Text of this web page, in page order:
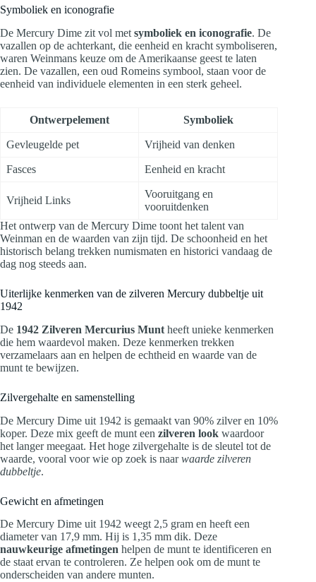
Symboliek en iconografie
De Mercury Dime zit vol met symboliek en iconografie. De
vazallen op de achterkant, die eenheid en kracht symboliseren,
waren Weinmans keuze om de Amerikaanse geest te laten
zien. De vazallen, een oud Romeins symbool, staan voor de
eenheid van individuele elementen in een sterk geheel.
Ontwerpelement Symboliek
Gevleugelde pet Vrijheid van denken
Fasces Eenheid en kracht
Vrijheid Links
Vooruitgang en
vooruitdenken
Het ontwerp van de Mercury Dime toont het talent van
Weinman en de waarden van zijn tijd. De schoonheid en het
historisch belang trekken numismaten en historici vandaag de
dag nog steeds aan.
Uiterlijke kenmerken van de zilveren Mercury dubbeltje uit
1942
De 1942 Zilveren Mercurius Munt heeft unieke kenmerken
die hem waardevol maken. Deze kenmerken trekken
verzamelaars aan en helpen de echtheid en waarde van de
munt te bewijzen.
Zilvergehalte en samenstelling
De Mercury Dime uit 1942 is gemaakt van 90% zilver en 10%
koper. Deze mix geeft de munt een zilveren look waardoor
het langer meegaat. Het hoge zilvergehalte is de sleutel tot de
waarde, vooral voor wie op zoek is naarwaarde zilveren
dubbeltje.
Gewicht en afmetingen
De Mercury Dime uit 1942 weegt 2,5 gram en heeft een
diameter van 17,9 mm. Hij is 1,35 mm dik. Deze
nauwkeurige afmetingen helpen de munt te identificeren en
de staat ervan te controleren. Ze helpen ook om de munt te
onderscheiden van andere munten.